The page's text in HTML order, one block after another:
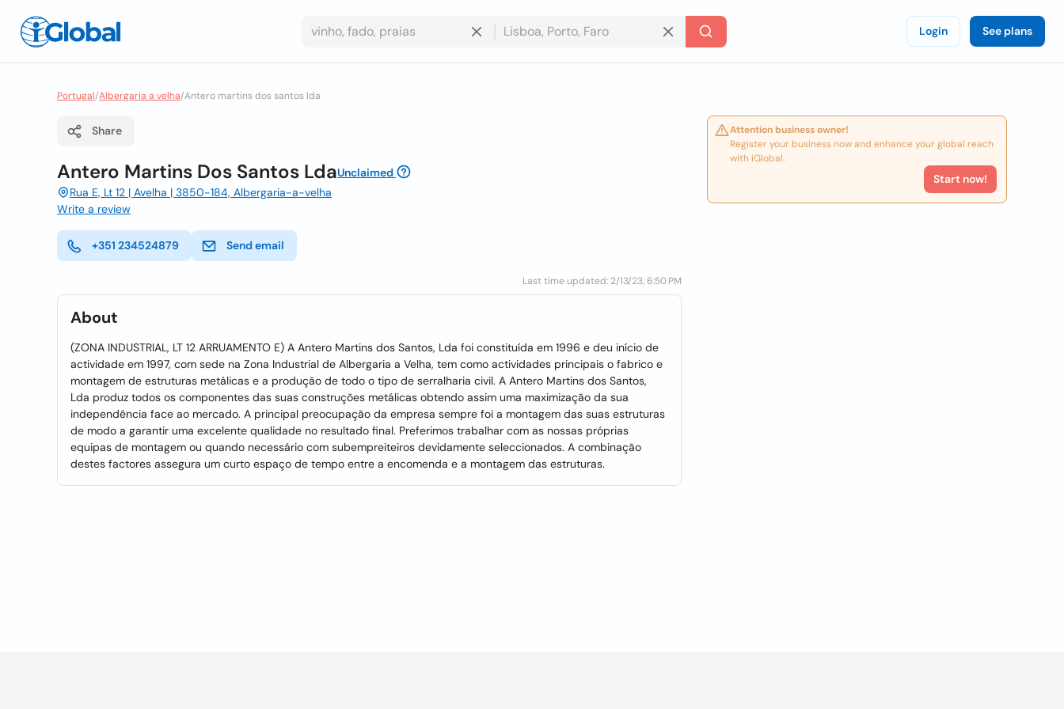
Login See plans
Portugal/Albergaria a velha/Antero martins dos santos lda
Share
Antero Martins Dos Santos LdaUnclaimed
Rua E, Lt 12 | Avelha | 3850-184, Albergaria-a-velha
Write a review
+351 234524879 Send email
Last time updated: 2/13/23, 6:50 PM
About
(ZONA INDUSTRIAL, LT 12 ARRUAMENTO E) A Antero Martins dos Santos, Lda foi constituída em 1996 e deu início de
actividade em 1997, com sede na Zona Industrial de Albergaria a Velha, tem como actividades principais o fabrico e
montagem de estruturas metálicas e a produção de todo o tipo de serralharia civil. A Antero Martins dos Santos,
Lda produz todos os componentes das suas construções metálicas obtendo assim uma maximização da sua
independência face ao mercado. A principal preocupação da empresa sempre foi a montagem das suas estruturas
de modo a garantir uma excelente qualidade no resultado final. Preferimos trabalhar com as nossas próprias
equipas de montagem ou quando necessário com subempreiteiros devidamente seleccionados. A combinação
destes factores assegura um curto espaço de tempo entre a encomenda e a montagem das estruturas.
Attention business owner!
Register your business now and enhance your global reach
with iGlobal.
Start now!